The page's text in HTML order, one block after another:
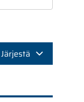
Järjestä